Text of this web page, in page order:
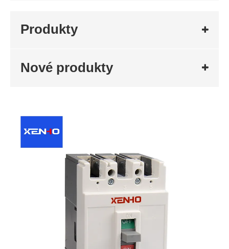
Produkty
Nové produkty